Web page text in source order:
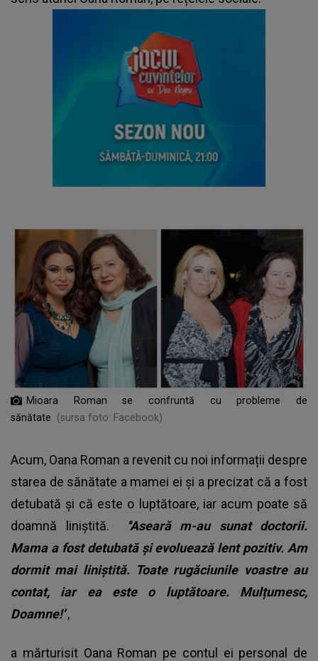
Mioara Roman se confruntă cu probleme de
sănătate
(sursa foto: Facebook)
Acum, Oana Roman a revenit cu noi informații despre
starea de sănătate a mamei ei și a precizat că a fost
detubată și că este o luptătoare, iar acum poate să
doamnă liniștită.
''Aseară m-au sunat doctorii.
Mama a fost detubată și evoluează lent pozitiv. Am
dormit mai liniștită. Toate rugăciunile voastre au
contat, iar ea este o luptătoare. Mulțumesc,
Doamne!'',
a mărturisit Oana Roman pe contul ei personal de